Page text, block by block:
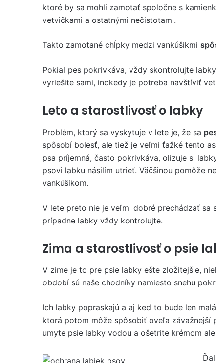
ktoré by sa mohli zamotať spoločne s
vetvičkami a ostatnými nečistotami.
Takto zamotané chĺpky medzi vankúšikmi
Pokiaľ pes pokrivkáva, vždy skontrolujte
vyriešite sami, inokedy je potreba navštíviť
Leto a starostlivosť o labky
Problém, ktorý sa vyskytuje v lete je, že sa
spôsobí bolesť, ale tiež je veľmi ťažké tento
psa príjemná, často pokrivkáva, olizuje si
psovi labku násilím utrieť. Väčšinou pomôže
vankúšikom.
V lete preto nie je veľmi dobré prechádzať sa
prípadne labky vždy kontrolujte.
Zima a starostlivosť o psie
V zime je to pre psie labky ešte zložitejšie,
období sú naše chodníky namiesto snehu
Ich labky popraskajú a aj keď to bude len
ktorá potom môže spôsobiť oveľa závažnejší
umyte psie labky vodou a ošetrite krémom